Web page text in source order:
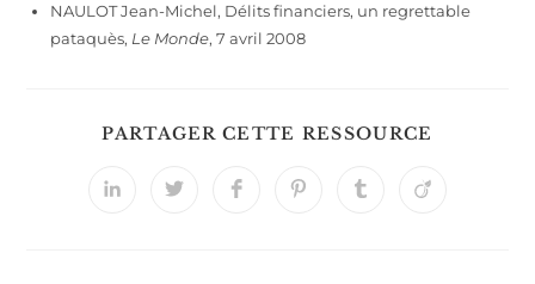
NAULOT Jean-Michel, Délits financiers, un regrettable
pataquès, Le Monde, 7 avril 2008
PARTAGER CETTE RESSOURCE